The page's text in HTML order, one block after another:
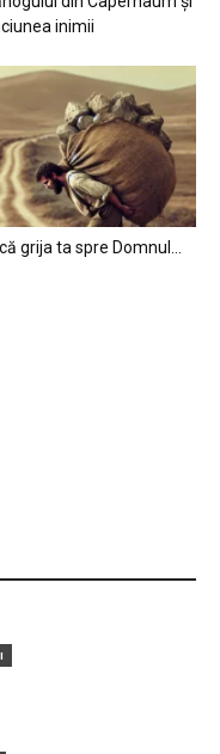
inimii
grija ta spre Domnul…